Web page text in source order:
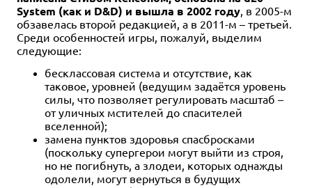
Купить
17 отзывов
Уведомить о наличии
5 отзывов
Купить
Купить
Купить Уведомить о наличии
Купить
Уведомить о наличии
System (как и D&D) и вышла в 2002 году, в 2005-м
обзавелась второй редакцией, а в 2011-м – третьей.
Среди особенностей игры, пожалуй, выделим
следующие:
бесклассовая система и отсутствие, как
таковое, уровней (ведущим задаётся уровень
силы, что позволяет регулировать масштаб –
от уличных мстителей до спасителей
вселенной);
замена пунктов здоровья спасбросками
(поскольку супергерои могут выйти из строя,
но не погибнуть, а злодеи, которых однажды
одолели, могут вернуться в будущих